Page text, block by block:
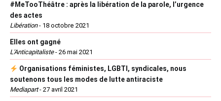
#MeTooThéâtre : après la libération de la parole, l’urgence
des actes
Libération- 18 octobre 2021
Elles ont gagné
L'Anticapitaliste- 26 mai 2021
Organisations féministes, LGBTI, syndicales, nous
soutenons tous les modes de lutte antiraciste
Mediapart- 27 avril 2021